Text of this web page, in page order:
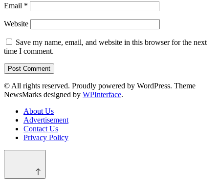
Email *
Website
Save my name, email, and website in this browser for the next
time I comment.
© All rights reserved. Proudly powered by WordPress. Theme
NewsMarks designed by WPInterface.
About Us
Advertisement
Contact Us
Privacy Policy